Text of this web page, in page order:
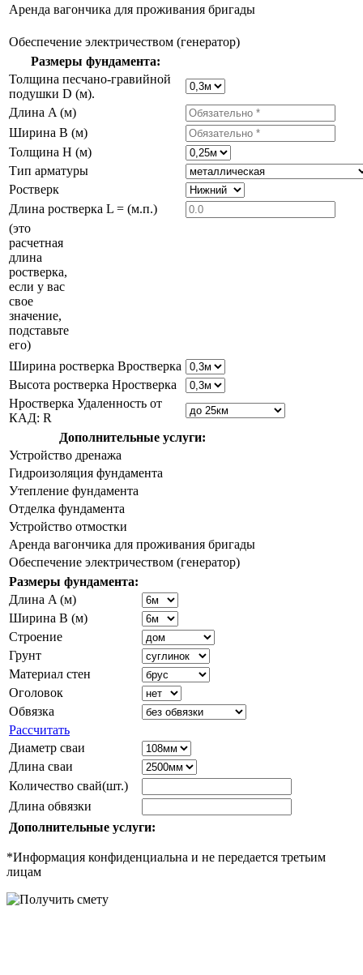
Аренда вагончика для проживания бригады
Обеспечение электричеством (генератор)
Размеры фундамента:
Толщина песчано-гравийной
подушки D (м).
Длина A (м)
Ширина B (м)
Толщина H (м)
Тип арматуры
Ростверк
Длина ростверка L = (м.п.)
(это
расчетная
длина
ростверка,
если у вас
свое
значение,
подставьте
его)
Ширина ростверка Bростверка
Высота ростверка Hростверка
Hростверка Удаленность от
КАД: R
Дополнительные услуги:
Устройство дренажа
Гидроизоляция фундамента
Утепление фундамента
Отделка фундамента
Устройство отмостки
Аренда вагончика для проживания бригады
Обеспечение электричеством (генератор)
Размеры фундамента:
Длина A (м)
Ширина B (м)
Строение
Грунт
Материал стен
Оголовок
Обвязка
Рассчитать
Диаметр сваи
Длина сваи
Количество свай(шт.)
Длина обвязки
Дополнительные услуги:
*Информация конфиденциальна и не передается третьим
лицам